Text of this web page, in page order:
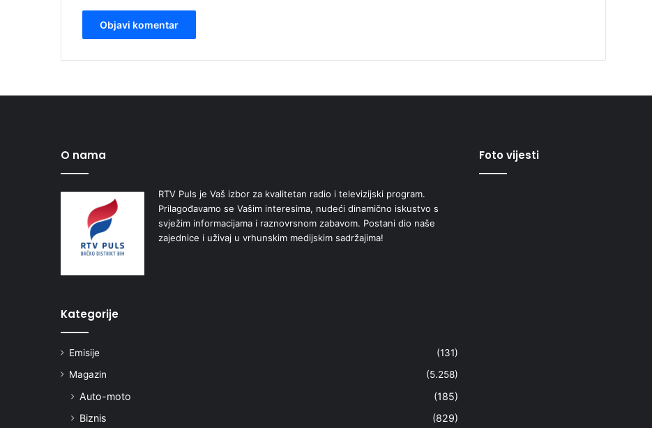
O nama
RTV Puls je Vaš izbor za kvalitetan radio i televizijski program.
Prilagođavamo se Vašim interesima, nudeći dinamično iskustvo s
svježim informacijama i raznovrsnom zabavom. Postani dio naše
zajednice i uživaj u vrhunskim medijskim sadržajima!
Kategorije
Emisije
(131)
Magazin
(5.258)
Auto-moto
(185)
Biznis
(829)
Foto vijesti